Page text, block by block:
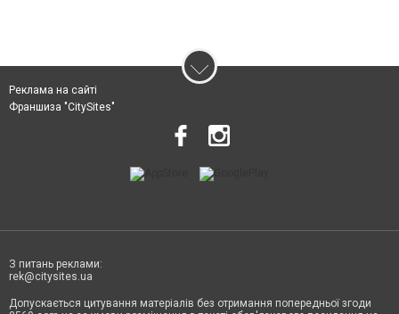
Реклама на сайті
Франшиза "CitySites"
З питань реклами:
rek@citysites.ua
Допускається цитування матеріалів без отримання попередньої згоди